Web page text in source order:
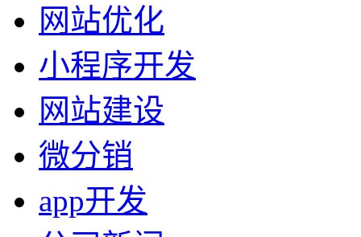
网站优化
小程序开发
网站建设
微分销
app开发